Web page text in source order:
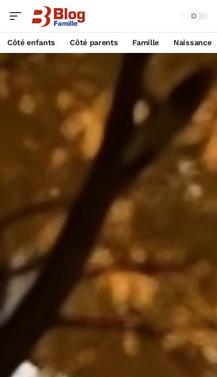
Côté enfants Côté parents Famille Naissance